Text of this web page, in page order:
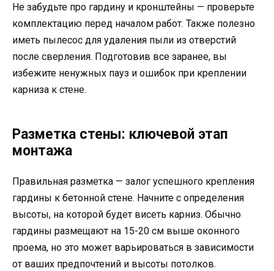
Не забудьте про гардину и кронштейны — проверьте
комплектацию перед началом работ. Также полезно
иметь пылесос для удаления пыли из отверстий
после сверления. Подготовив все заранее, вы
избежите ненужных пауз и ошибок при креплении
карниза к стене.
Разметка стены: ключевой этап
монтажа
Правильная разметка — залог успешного крепления
гардины к бетонной стене. Начните с определения
высоты, на которой будет висеть карниз. Обычно
гардины размещают на 15-20 см выше оконного
проема, но это может варьироваться в зависимости
от ваших предпочтений и высоты потолков.